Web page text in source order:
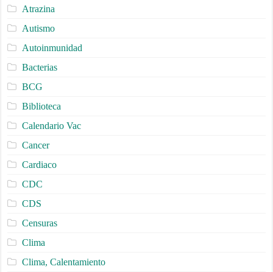
Atrazina
Autismo
Autoinmunidad
Bacterias
BCG
Biblioteca
Calendario Vac
Cancer
Cardiaco
CDC
CDS
Censuras
Clima
Clima, Calentamiento